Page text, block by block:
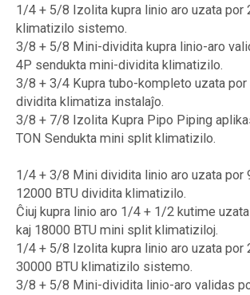
1/4 + 5/8 Izolita kupra linio aro uzata por
klimatizilo sistemo.
3/8 + 5/8 Mini-dividita kupra linio-aro
4P sendukta mini-dividita klimatizilo.
3/8 + 3/4 Kupra tubo-kompleto uzata por
dividita klimatiza instalaĵo.
3/8 + 7/8 Izolita Kupra Pipo Piping
TON Sendukta mini split klimatizilo.
1/4 + 3/8 Mini dividita linio aro uzata por
12000 BTU dividita klimatizilo.
Ĉiuj kupra linio aro 1/4 + 1/2 kutime
kaj 18000 BTU mini split klimatiziloj.
1/4 + 5/8 Izolita kupra linio aro uzata por
30000 BTU klimatizilo sistemo.
3/8 + 5/8 Mini-dividita linio-aro validas